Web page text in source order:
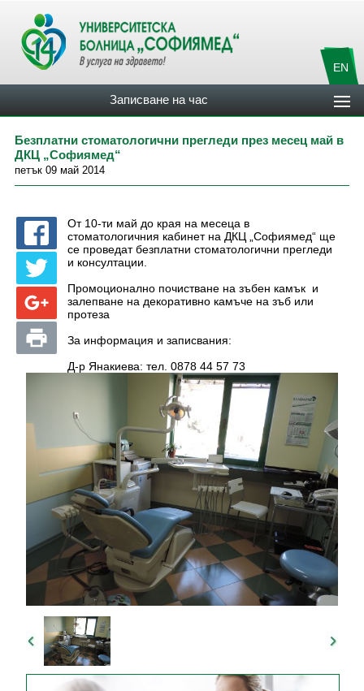
EN
Записване на час
Безплатни стоматологични прегледи през месец май в
ДКЦ „Софиямед“
петък 09 май 2014
От 10-ти май до края на месеца в
стоматологичния кабинет на ДКЦ „Софиямед“ ще
се проведат безплатни стоматологични прегледи
и консултации.
Промоционално почистване на зъбен камък и
залепване на декоративно камъче на зъб или
протеза
За информация и записвания:
Д-р Янакиева: тел. 0878 44 57 73